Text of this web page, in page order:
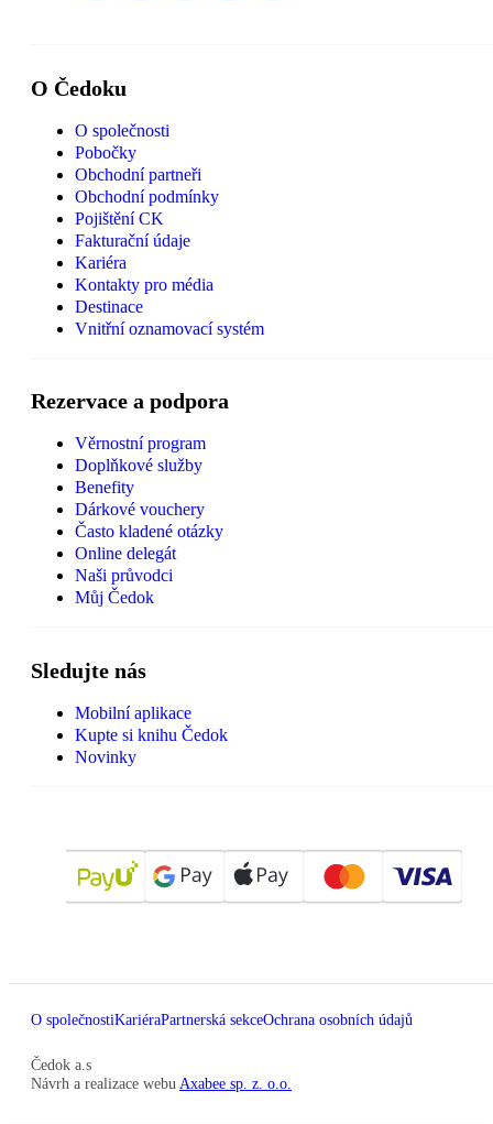
O Čedoku
O společnosti
Pobočky
Obchodní partneři
Obchodní podmínky
Pojištění CK
Fakturační údaje
Kariéra
Kontakty pro média
Destinace
Vnitřní oznamovací systém
Rezervace a podpora
Věrnostní program
Doplňkové služby
Benefity
Dárkové vouchery
Často kladené otázky
Online delegát
Naši průvodci
Můj Čedok
Sledujte nás
Mobilní aplikace
Kupte si knihu Čedok
Novinky
O společnostiKariéraPartnerská sekceOchrana osobních údajů
Čedok a.s
Návrh a realizace webu Axabee sp. z. o.o.